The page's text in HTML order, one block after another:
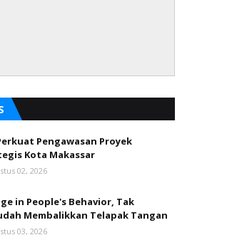
Pengawasan Proyek
Kota Makassar
02, 2026
in People's Behavior, Tak
Membalikkan Telapak Tangan
03, 2026